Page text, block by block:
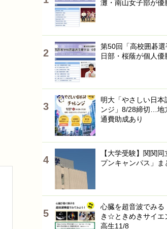
灘・南山女子部が優
第50回「高校囲碁選
日部・桜蔭が個人優
明大「やさしい日本
ンジ」8/28締切…地
通費助成あり
【大学受験】関関
プンキャンパス」ま
心臓を超音波でみる
き☆ときめきサイエ
高生11/8